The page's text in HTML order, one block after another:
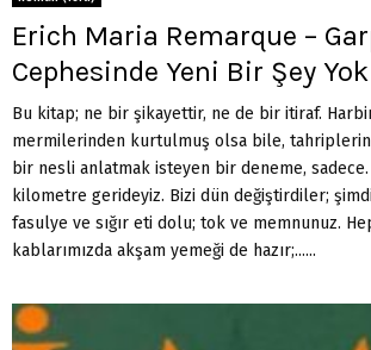
Erich Maria Remarque –
Cephesinde Yeni Bir Şey Yok
Bu kitap; ne bir şikayettir, ne de bir itiraf.
mermilerinden kurtulmuş olsa bile,
bir nesli anlatmak isteyen bir deneme,
kilometre gerideyiz. Bizi dün değiştirdiler;
fasulye ve sığır eti dolu; tok ve memnunuz.
kablarımızda akşam yemeği de hazır;......